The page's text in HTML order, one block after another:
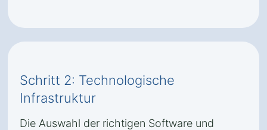
Schritt 2: Technologische
Infrastruktur
Die Auswahl der richtigen Software und